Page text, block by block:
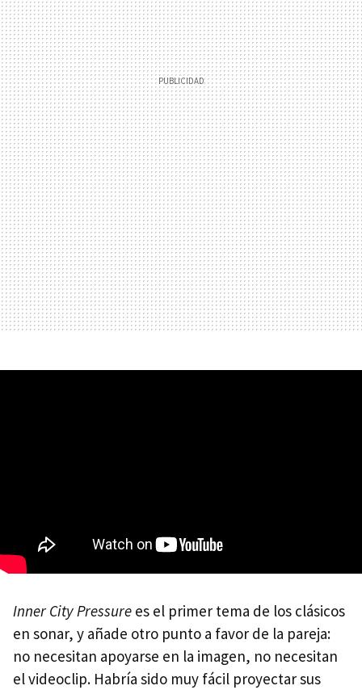
Inner City Pressure es el primer tema de los clásicos
en sonar, y añade otro punto a favor de la pareja:
no necesitan apoyarse en la imagen, no necesitan
el videoclip. Habría sido muy fácil proyectar sus